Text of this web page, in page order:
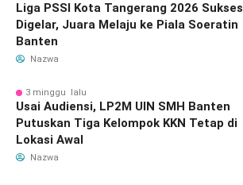
Liga PSSI Kota Tangerang 2026 Sukses
Digelar, Juara Melaju ke Piala Soeratin
Banten
Nazwa
3 minggu lalu
Usai Audiensi, LP2M UIN SMH Banten
Putuskan Tiga Kelompok KKN Tetap di
Lokasi Awal
Nazwa